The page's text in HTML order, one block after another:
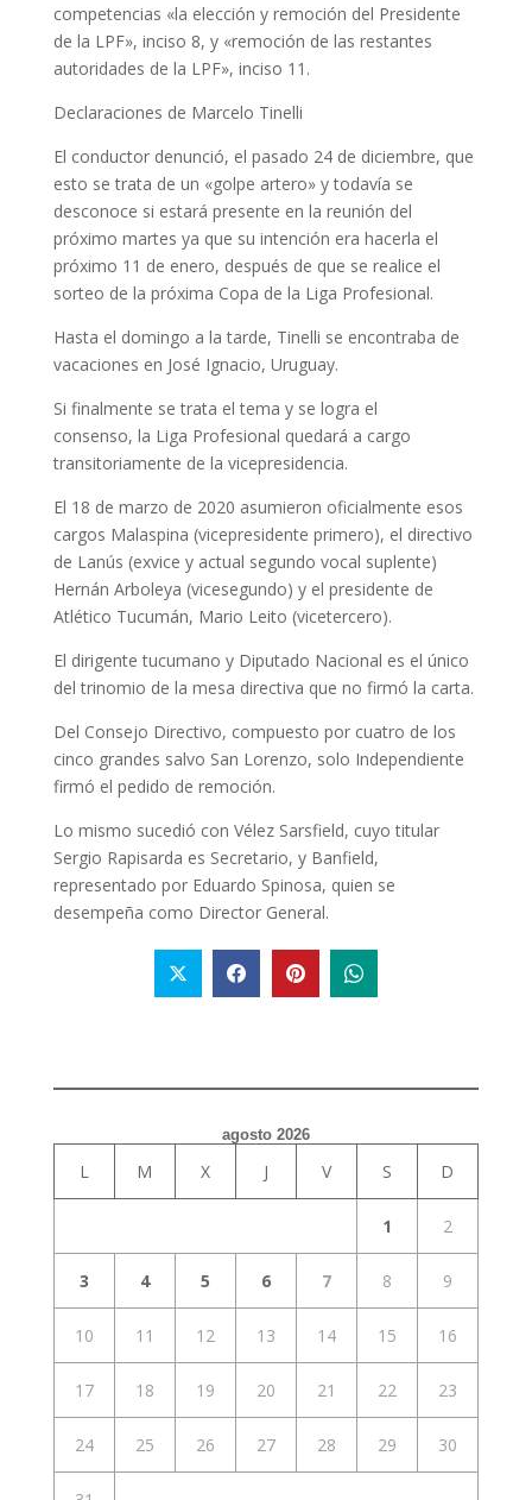
competencias «la elección y remoción del Presidente
de la LPF», inciso 8, y «remoción de las restantes
autoridades de la LPF», inciso 11.
Declaraciones de Marcelo Tinelli
El conductor denunció, el pasado 24 de diciembre, que
esto se trata de un «golpe artero» y todavía se
desconoce si estará presente en la reunión del
próximo martes ya que su intención era hacerla el
próximo 11 de enero, después de que se realice el
sorteo de la próxima Copa de la Liga Profesional.
Hasta el domingo a la tarde, Tinelli se encontraba de
vacaciones en José Ignacio, Uruguay.
Si finalmente se trata el tema y se logra el
consenso, la Liga Profesional quedará a cargo
transitoriamente de la vicepresidencia.
El 18 de marzo de 2020 asumieron oficialmente esos
cargos Malaspina (vicepresidente primero), el directivo
de Lanús (exvice y actual segundo vocal suplente)
Hernán Arboleya (vicesegundo) y el presidente de
Atlético Tucumán, Mario Leito (vicetercero).
El dirigente tucumano y Diputado Nacional es el único
del trinomio de la mesa directiva que no firmó la carta.
Del Consejo Directivo, compuesto por cuatro de los
cinco grandes salvo San Lorenzo, solo Independiente
firmó el pedido de remoción.
Lo mismo sucedió con Vélez Sarsfield, cuyo titular
Sergio Rapisarda es Secretario, y Banfield,
representado por Eduardo Spinosa, quien se
desempeña como Director General.
agosto 2026
L M X J V S D
1 2
3 4 5 6 7 8 9
10 11 12 13 14 15 16
17 18 19 20 21 22 23
24 25 26 27 28 29 30